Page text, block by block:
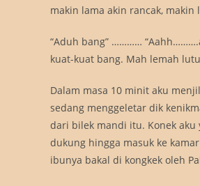
makin lama akin rancak, makin
“Aduh bang” …………
kuat-kuat bang. Mah lemah
Dalam masa 10 minit aku
sedang menggeletar dik
dari bilek mandi itu. Konek aku
dukung hingga masuk ke
ibunya bakal di kongkek oleh